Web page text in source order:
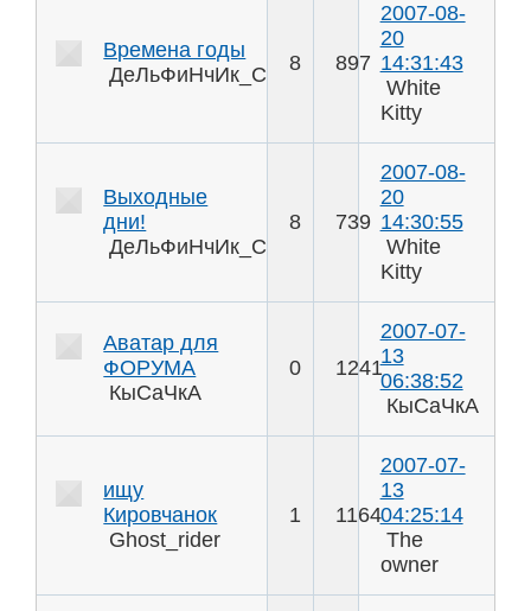
Времена годы
ДеЛьФиНчИк_Спб8 897
2007-08-
20
14:31:43
White
Kitty
Выходные
дни!
ДеЛьФиНчИк_Спб
8 739
2007-08-
20
14:30:55
White
Kitty
Аватар для
ФОРУМА
КыСаЧкА
0 1241
2007-07-
13
06:38:52
КыСаЧкА
ищу
Кировчанок
Ghost_rider
1 1164
2007-07-
13
04:25:14
The
owner